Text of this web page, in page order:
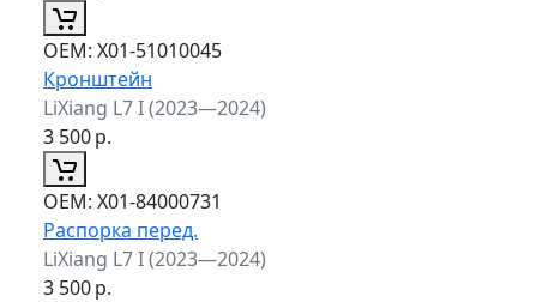
ОЕМ: X01-51010045
Кронштейн
LiXiang L7 I (2023—2024)
3 500р.
ОЕМ: X01-84000731
Распорка перед.
LiXiang L7 I (2023—2024)
3 500р.